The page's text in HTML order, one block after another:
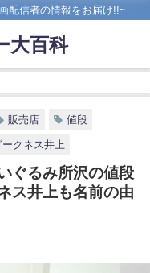
配信者の情報をお届け!!~
大百科
販売店 値段
ークネス井上
ぐるみ所沢の値段
ス井上も名前の由